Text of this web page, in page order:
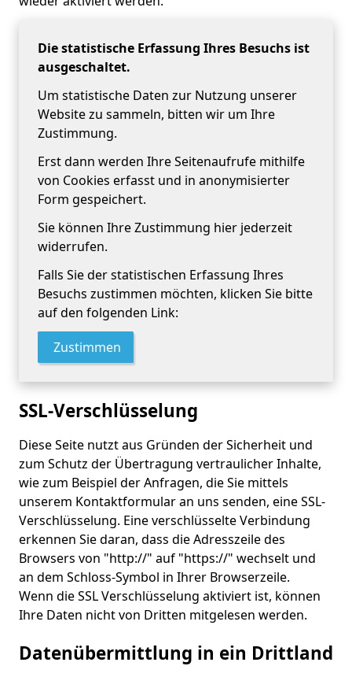
Die statistische Erfassung Ihres Besuchs ist
ausgeschaltet.
Um statistische Daten zur Nutzung unserer
Website zu sammeln, bitten wir um Ihre
Zustimmung.
Erst dann werden Ihre Seitenaufrufe mithilfe
von Cookies erfasst und in anonymisierter
Form gespeichert.
Sie können Ihre Zustimmung hier jederzeit
widerrufen.
Falls Sie der statistischen Erfassung Ihres
Besuchs zustimmen möchten, klicken Sie bitte
auf den folgenden Link:
Zustimmen
SSL-Verschlüsselung
Diese Seite nutzt aus Gründen der Sicherheit und
zum Schutz der Übertragung vertraulicher Inhalte,
wie zum Beispiel der Anfragen, die Sie mittels
unserem Kontaktformular an uns senden, eine SSL-
Verschlüsselung. Eine verschlüsselte Verbindung
erkennen Sie daran, dass die Adresszeile des
Browsers von "http://" auf "https://" wechselt und
an dem Schloss-Symbol in Ihrer Browserzeile.
Wenn die SSL Verschlüsselung aktiviert ist, können
Ihre Daten nicht von Dritten mitgelesen werden.
Datenübermittlung in ein Drittland